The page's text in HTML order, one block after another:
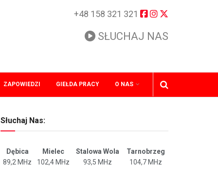
+48 158 321 321
SŁUCHAJ NAS
ZAPOWIEDZI GIEŁDA PRACY O NAS
Słuchaj Nas:
Dębica Mielec Stalowa Wola
Tarnobrzeg
89,2 MHz
102,4 MHz 93,5 MHz 104,7 MHz